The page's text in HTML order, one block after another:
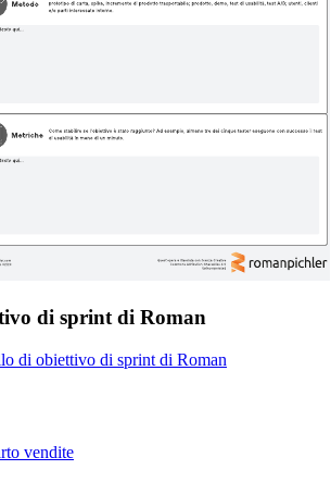
di sprint di Roman
di obiettivo di sprint di Roman
vendite